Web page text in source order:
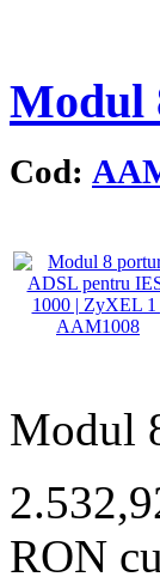
Modul
Cod:
Modul
RON